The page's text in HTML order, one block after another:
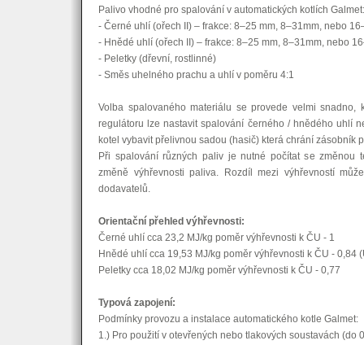
Palivo vhodné pro spalování v automatických kotlích Galmet:
- Černé uhlí (ořech II) – frakce: 8–25 mm, 8–31mm, nebo
- Hnědé uhlí (ořech II) – frakce: 8–25 mm, 8–31mm, nebo
- Peletky (dřevní, rostlinné)
- Směs uhelného prachu a uhlí v poměru 4:1
Volba spalovaného materiálu se provede velmi snadno,
regulátoru lze nastavit spalování černého / hnědého uhlí
kotel vybavit přelivnou sadou (hasič) která chrání zásobník
Při spalování různých paliv je nutné počítat se změnou
změně výhřevnosti paliva. Rozdíl mezi výhřevností
dodavatelů.
Orientační přehled výhřevnosti:
Černé uhlí cca 23,2 MJ/kg poměr výhřevnosti k ČU - 1
Hnědé uhlí cca 19,53 MJ/kg poměr výhřevnosti k ČU - 0,84
Peletky cca 18,02 MJ/kg poměr výhřevnosti k ČU - 0,77
Typová zapojení:
Podmínky provozu a instalace automatického kotle Galmet:
1.) Pro použití v otevřených nebo tlakových soustavách (do